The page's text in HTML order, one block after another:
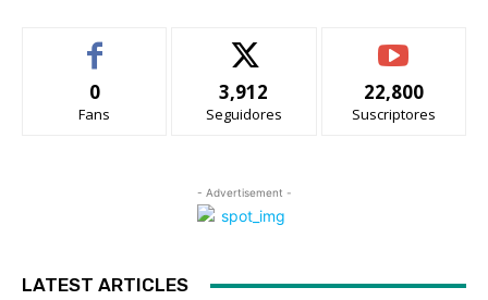
0
Fans
3,912
Seguidores
22,800
Suscriptores
- Advertisement -
LATEST ARTICLES